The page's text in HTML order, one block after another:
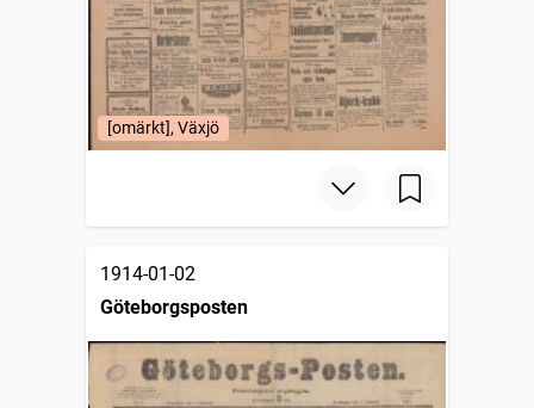
[omärkt], Växjö
1914-01-02
Göteborgsposten